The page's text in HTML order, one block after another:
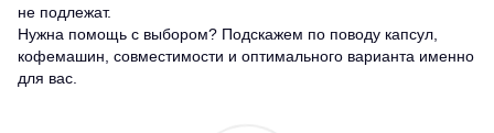
не подлежат.
Нужна помощь с выбором? Подскажем по поводу капсул,
кофемашин, совместимости и оптимального варианта именно
для вас.